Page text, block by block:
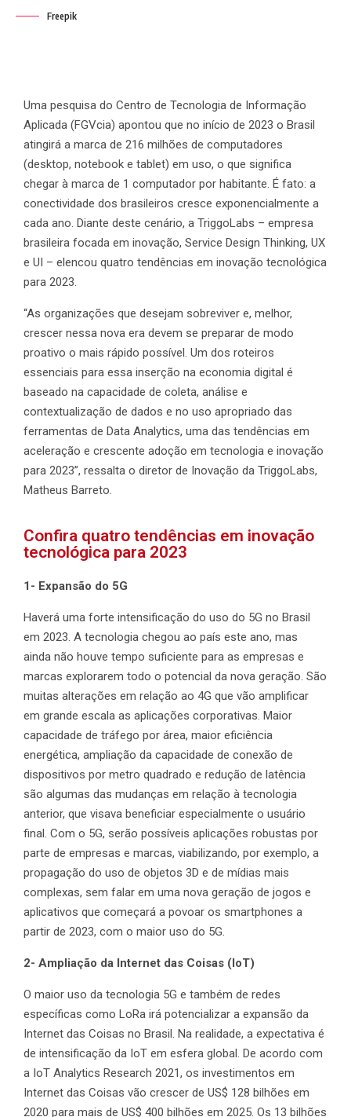
Freepik
Uma pesquisa do Centro de Tecnologia de Informação
Aplicada (FGVcia) apontou que no início de 2023 o Brasil
atingirá a marca de 216 milhões de computadores
(desktop, notebook e tablet) em uso, o que significa
chegar à marca de 1 computador por habitante. É fato: a
conectividade dos brasileiros cresce exponencialmente a
cada ano. Diante deste cenário, a TriggoLabs – empresa
brasileira focada em inovação, Service Design Thinking, UX
e UI – elencou quatro tendências em inovação tecnológica
para 2023.
“As organizações que desejam sobreviver e, melhor,
crescer nessa nova era devem se preparar de modo
proativo o mais rápido possível. Um dos roteiros
essenciais para essa inserção na economia digital é
baseado na capacidade de coleta, análise e
contextualização de dados e no uso apropriado das
ferramentas de Data Analytics, uma das tendências em
aceleração e crescente adoção em tecnologia e inovação
para 2023”, ressalta o diretor de Inovação da TriggoLabs,
Matheus Barreto.
Confira quatro tendências em inovação
tecnológica para 2023
1- Expansão do 5G
Haverá uma forte intensificação do uso do 5G no Brasil
em 2023. A tecnologia chegou ao país este ano, mas
ainda não houve tempo suficiente para as empresas e
marcas explorarem todo o potencial da nova geração. São
muitas alterações em relação ao 4G que vão amplificar
em grande escala as aplicações corporativas. Maior
capacidade de tráfego por área, maior eficiência
energética, ampliação da capacidade de conexão de
dispositivos por metro quadrado e redução de latência
são algumas das mudanças em relação à tecnologia
anterior, que visava beneficiar especialmente o usuário
final. Com o 5G, serão possíveis aplicações robustas por
parte de empresas e marcas, viabilizando, por exemplo, a
propagação do uso de objetos 3D e de mídias mais
complexas, sem falar em uma nova geração de jogos e
aplicativos que começará a povoar os smartphones a
partir de 2023, com o maior uso do 5G.
2- Ampliação da Internet das Coisas (IoT)
O maior uso da tecnologia 5G e também de redes
específicas como LoRa irá potencializar a expansão da
Internet das Coisas no Brasil. Na realidade, a expectativa é
de intensificação da IoT em esfera global. De acordo com
a IoT Analytics Research 2021, os investimentos em
Internet das Coisas vão crescer de US$ 128 bilhões em
2020 para mais de US$ 400 bilhões em 2025. Os 13 bilhões